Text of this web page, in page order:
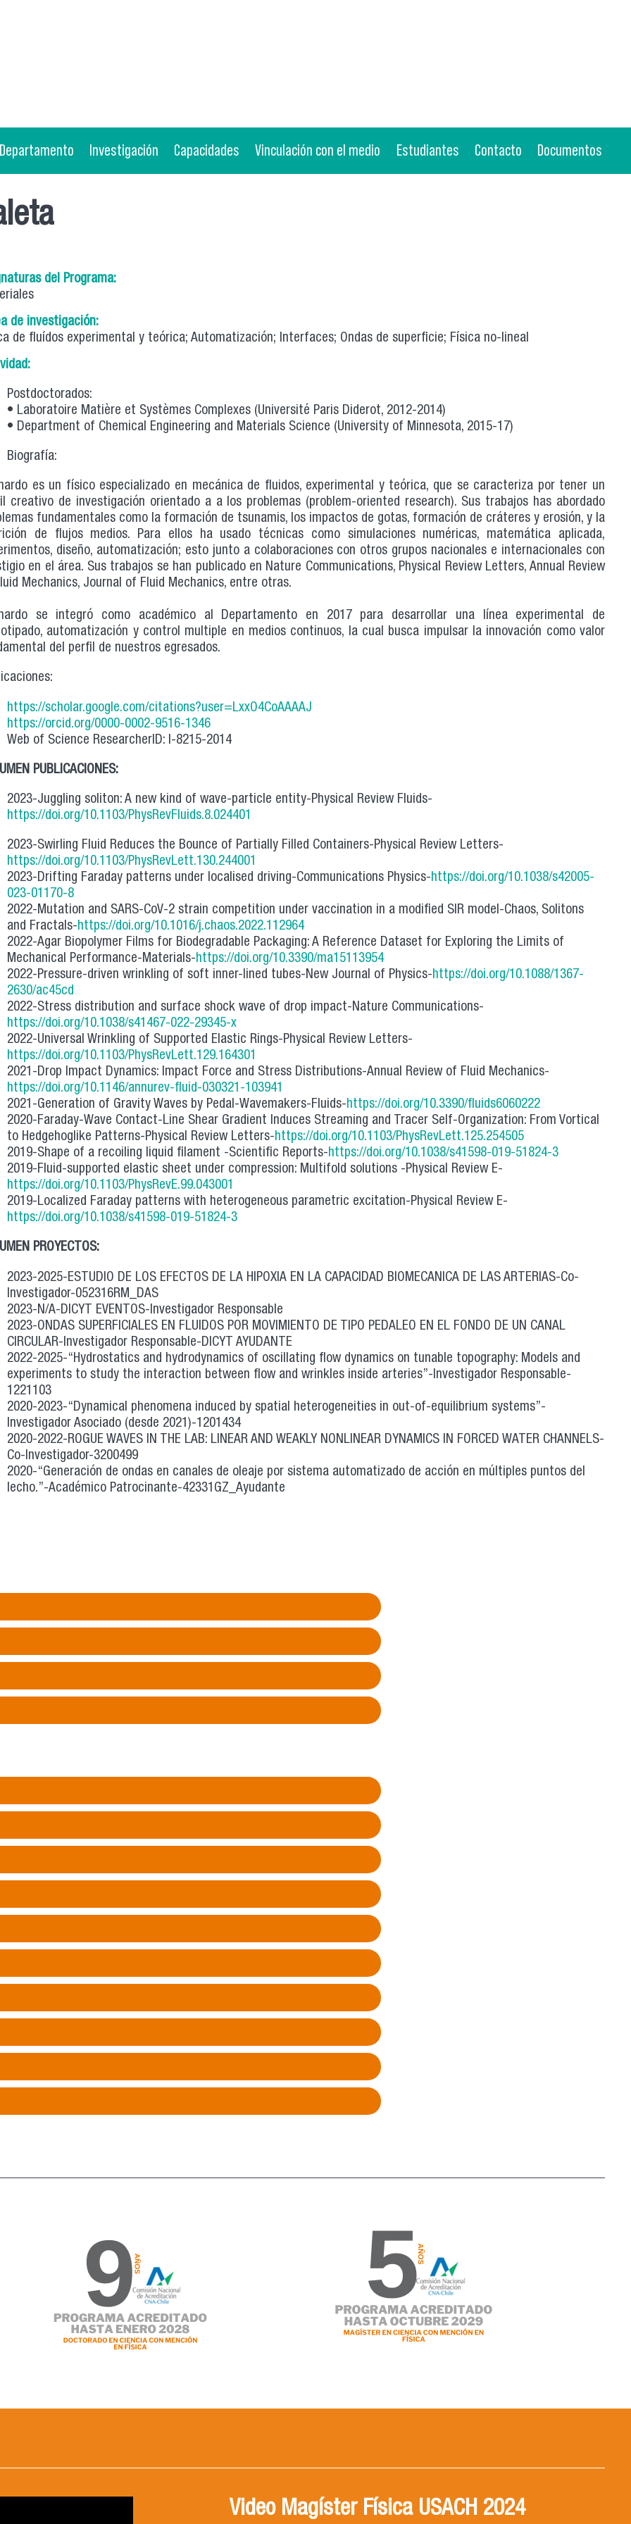
Investigación Capacidades Vinculación con el medio Estudiantes Contacto Documentos
del Programa:
de investigación:
de fluídos experimental y teórica; Automatización; Interfaces; Ondas de superficie; Física no-lineal
Postdoctorados:
• Laboratoire Matière et Systèmes Complexes (Université Paris Diderot, 2012-2014)
• Department of Chemical Engineering and Materials Science (University of Minnesota, 2015-17)
Biografía:
es un físico especializado en mecánica de fluidos, experimental y teórica, que se caracteriza por tener un
creativo de investigación orientado a a los problemas (problem-oriented research). Sus trabajos has abordado
fundamentales como la formación de tsunamis, los impactos de gotas, formación de cráteres y erosión, y la
de flujos medios. Para ellos ha usado técnicas como simulaciones numéricas, matemática aplicada,
diseño, automatización; esto junto a colaboraciones con otros grupos nacionales e internacionales con
en el área. Sus trabajos se han publicado en Nature Communications, Physical Review Letters, Annual Review
Mechanics, Journal of Fluid Mechanics, entre otras.
se integró como académico al Departamento en 2017 para desarrollar una línea experimental de
automatización y control multiple en medios continuos, la cual busca impulsar la innovación como valor
del perfil de nuestros egresados.
https://scholar.google.com/citations?user=LxxO4CoAAAAJ
https://orcid.org/0000-0002-9516-1346
Web of Science ResearcherID: I-8215-2014
PUBLICACIONES:
2023-Juggling soliton: A new kind of wave-particle entity-Physical Review Fluids-
https://doi.org/10.1103/PhysRevFluids.8.024401
2023-Swirling Fluid Reduces the Bounce of Partially Filled Containers-Physical Review Letters-
https://doi.org/10.1103/PhysRevLett.130.244001
2023-Drifting Faraday patterns under localised driving-Communications Physics-https://doi.org/10.1038/s42005-
023-01170-8
2022-Mutation and SARS-CoV-2 strain competition under vaccination in a modified SIR model-Chaos, Solitons
and Fractals-https://doi.org/10.1016/j.chaos.2022.112964
2022-Agar Biopolymer Films for Biodegradable Packaging: A Reference Dataset for Exploring the Limits of
Mechanical Performance-Materials-https://doi.org/10.3390/ma15113954
2022-Pressure-driven wrinkling of soft inner-lined tubes-New Journal of Physics-https://doi.org/10.1088/1367-
2630/ac45cd
2022-Stress distribution and surface shock wave of drop impact-Nature Communications-
https://doi.org/10.1038/s41467-022-29345-x
2022-Universal Wrinkling of Supported Elastic Rings-Physical Review Letters-
https://doi.org/10.1103/PhysRevLett.129.164301
2021-Drop Impact Dynamics: Impact Force and Stress Distributions-Annual Review of Fluid Mechanics-
https://doi.org/10.1146/annurev-fluid-030321-103941
2021-Generation of Gravity Waves by Pedal-Wavemakers-Fluids-https://doi.org/10.3390/fluids6060222
2020-Faraday-Wave Contact-Line Shear Gradient Induces Streaming and Tracer Self-Organization: From Vortical
to Hedgehoglike Patterns-Physical Review Letters-https://doi.org/10.1103/PhysRevLett.125.254505
2019-Shape of a recoiling liquid filament -Scientific Reports-https://doi.org/10.1038/s41598-019-51824-3
2019-Fluid-supported elastic sheet under compression: Multifold solutions -Physical Review E-
https://doi.org/10.1103/PhysRevE.99.043001
2019-Localized Faraday patterns with heterogeneous parametric excitation-Physical Review E-
https://doi.org/10.1038/s41598-019-51824-3
PROYECTOS:
2023-2025-ESTUDIO DE LOS EFECTOS DE LA HIPOXIA EN LA CAPACIDAD BIOMECANICA DE LAS ARTERIAS-Co-
Investigador-052316RM_DAS
2023-N/A-DICYT EVENTOS-Investigador Responsable
2023-ONDAS SUPERFICIALES EN FLUIDOS POR MOVIMIENTO DE TIPO PEDALEO EN EL FONDO DE UN CANAL
CIRCULAR-Investigador Responsable-DICYT AYUDANTE
2022-2025-“Hydrostatics and hydrodynamics of oscillating flow dynamics on tunable topography: Models and
experiments to study the interaction between flow and wrinkles inside arteries”-Investigador Responsable-
1221103
2020-2023-“Dynamical phenomena induced by spatial heterogeneities in out-of-equilibrium systems”-
Investigador Asociado (desde 2021)-1201434
2020-2022-ROGUE WAVES IN THE LAB: LINEAR AND WEAKLY NONLINEAR DYNAMICS IN FORCED WATER CHANNELS-
Co-Investigador-3200499
2020-“Generación de ondas en canales de oleaje por sistema automatizado de acción en múltiples puntos del
lecho.”-Académico Patrocinante-42331GZ_Ayudante
Video Magíster Física USACH 2024